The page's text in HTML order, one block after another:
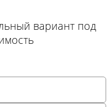
вариант под